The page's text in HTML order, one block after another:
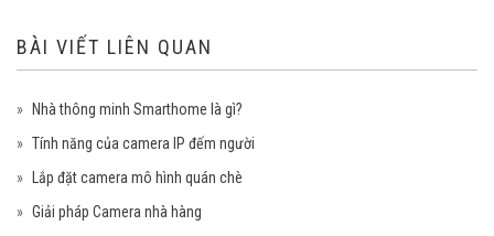
BÀI VIẾT LIÊN QUAN
Nhà thông minh Smarthome là gì?
Tính năng của camera IP đếm người
Lắp đặt camera mô hình quán chè
Giải pháp Camera nhà hàng